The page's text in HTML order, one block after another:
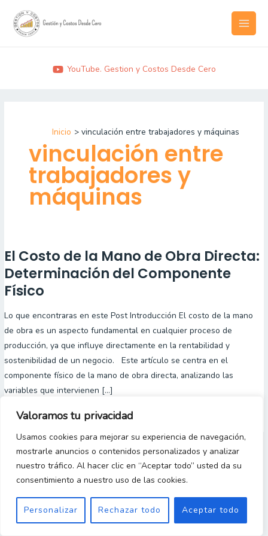
Valoramos tu privacidad
Usamos cookies para mejorar su experiencia de navegación,
mostrarle anuncios o contenidos personalizados y analizar
nuestro tráfico. Al hacer clic en “Aceptar todo” usted da su
consentimiento a nuestro uso de las cookies.
Personalizar Rechazar todo Aceptar todo
contenido
YouTube. Gestion y Costos Desde Cero
Inicio vinculación entre trabajadores y máquinas
vinculación entre
trabajadores y
máquinas
El Costo de la Mano de Obra Directa:
Determinación del Componente
Físico
Lo que encontraras en este Post Introducción El costo de la mano
de obra es un aspecto fundamental en cualquier proceso de
producción, ya que influye directamente en la rentabilidad y
sostenibilidad de un negocio. Este artículo se centra en el
componente físico de la mano de obra directa, analizando las
variables que intervienen […]
El
Costo
de
Mano
de
Obra
Directa:
Determinación
del
Físico
Read More »
Copyright 2023 © [Gestion y Costos Desde Cero]